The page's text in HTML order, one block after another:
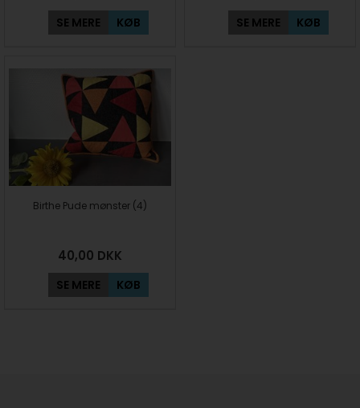
SE MERE KØB SE MERE KØB
Birthe Pude mønster (4)
40,00 DKK
SE MERE KØB